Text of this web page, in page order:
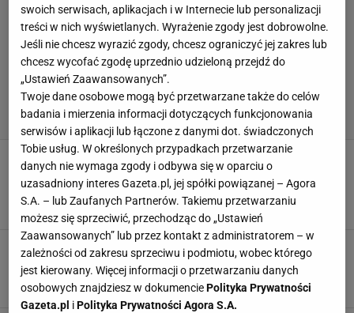
Tysiące dyskwalifikacji w szachach!
"Nastolatkowie grają na poziomie mistrza
świata, Magnusa Carlsena"
JB,
FAME MMA 2 online. Transmisja z nietypowej
gali [Stream Internetowy]
Sport.pl,13 PAŹDZIERNIKA 2018, 13:24
swoich serwisach, aplikacjach i w Internecie lub personalizacji
treści w nich wyświetlanych. Wyrażenie zgody jest dobrowolne.
Jeśli nie chcesz wyrazić zgody, chcesz ograniczyć jej zakres lub
chcesz wycofać zgodę uprzednio udzieloną przejdź do
„Ustawień Zaawansowanych”.
Twoje dane osobowe mogą być przetwarzane także do celów
badania i mierzenia informacji dotyczących funkcjonowania
serwisów i aplikacji lub łączone z danymi dot. świadczonych
Tobie usług. W określonych przypadkach przetwarzanie
danych nie wymaga zgody i odbywa się w oparciu o
uzasadniony interes Gazeta.pl, jej spółki powiązanej – Agora
S.A. – lub Zaufanych Partnerów. Takiemu przetwarzaniu
możesz się sprzeciwić, przechodząc do „Ustawień
Zaawansowanych” lub przez kontakt z administratorem – w
zależności od zakresu sprzeciwu i podmiotu, wobec którego
jest kierowany. Więcej informacji o przetwarzaniu danych
osobowych znajdziesz w dokumenciePolityka Prywatności
Gazeta.pl iPolityka Prywatności Agora S.A.